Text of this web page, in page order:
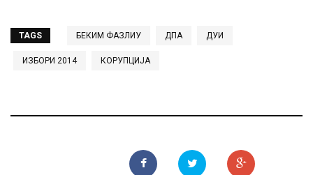
TAGS БЕКИМ ФАЗЛИУ ДПА ДУИ
ИЗБОРИ 2014 КОРУПЦИЈА